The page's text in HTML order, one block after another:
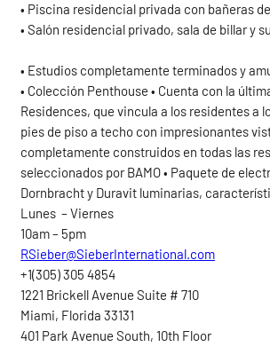
• Piscina residencial privada con bañeras
• Salón residencial privado, sala de billar y
• Estudios completamente terminados y
• Colección Penthouse • Cuenta con la
Residences, que vincula a los residentes a
pies de piso a techo con impresionantes
completamente construidos en todas las
seleccionados por BAMO • Paquete de
Dornbracht y Duravit luminarias,
Lunes – Viernes
10am – 5pm
RSieber@SieberInternational.com
+1(305) 305 4854
1221 Brickell Avenue Suite # 710
Miami, Florida 33131
401 Park Avenue South, 10th Floor